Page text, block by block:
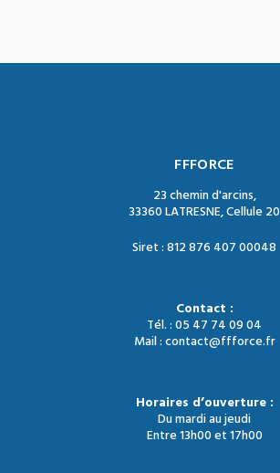
FFFORCE
23 chemin d'arcins,
33360 LATRESNE, Cellule 20
Siret : 812 876 407 00048
Contact :
Tél. : 05 47 74 09 04
Mail : contact@ffforce.fr
Horaires d’ouverture :
Du mardi au jeudi
Entre 13h00 et 17h00